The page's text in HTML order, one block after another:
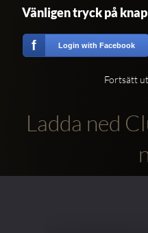
Vänligen tryck på
f Login with Facebook
Fortsätt
Ladda ned